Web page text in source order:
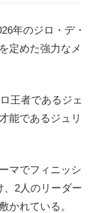
年のジロ・デ・
定めた強力なメ
王者であるジェ
能であるジュリ
マでフィニッシ
、2人のリーダー
かれている。